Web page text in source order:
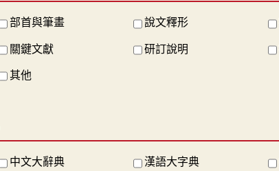
部首與筆畫 說文釋形
關鍵文獻 研訂說明
其他
中文大辭典 漢語大字典